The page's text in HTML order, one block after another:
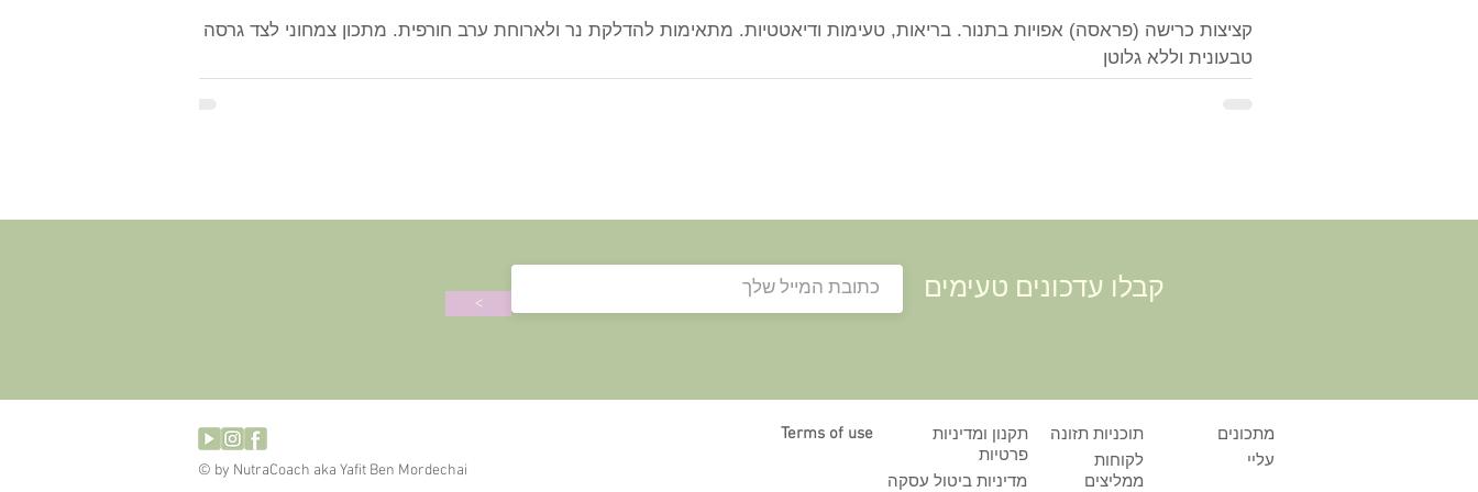
קציצות כרישה (פראסה) אפויות בתנור. בריאות, טעימות ודיאטטיות. מתאימות להדלקת נר ולארוחת ערב חורפית. מתכון צמחוני לצד גרסה
טבעונית וללא גלוטן
> קבלו עדכונים טעימים
© by NutraCoach aka Yafit Ben Mordechai
תוכניות תזונה
לקוחות
ממליצים
מתכונים
עליי
תקנון ומדיניות
פרטיות
מדיניות ביטול עסקה
Terms of use